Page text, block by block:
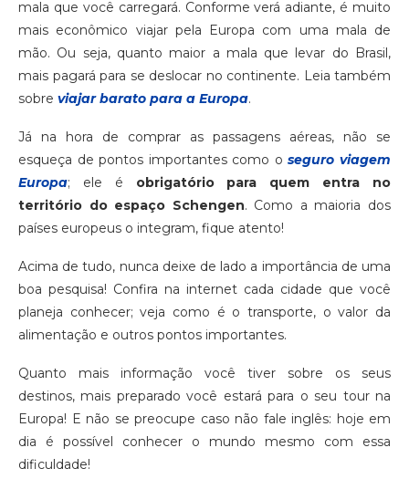
mala que você carregará. Conforme verá adiante, é muito
mais econômico viajar pela Europa com uma mala de
mão. Ou seja, quanto maior a mala que levar do Brasil,
mais pagará para se deslocar no continente. Leia também
sobre viajar barato para a Europa.
Já na hora de comprar as passagens aéreas, não se
esqueça de pontos importantes como oseguro viagem
Europa; ele é obrigatório para quem entra no
território do espaço Schengen. Como a maioria dos
países europeus o integram, fique atento!
Acima de tudo, nunca deixe de lado a importância de uma
boa pesquisa! Confira na internet cada cidade que você
planeja conhecer; veja como é o transporte, o valor da
alimentação e outros pontos importantes.
Quanto mais informação você tiver sobre os seus
destinos, mais preparado você estará para o seu tour na
Europa! E não se preocupe caso não fale inglês: hoje em
dia é possível conhecer o mundo mesmo com essa
dificuldade!